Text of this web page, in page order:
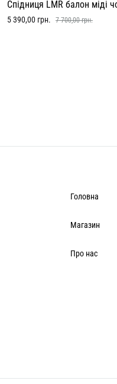
Спідниця LMR балон міді
5 390,00 грн. 7 700,00грн.
Головна
Магазин
Про нас